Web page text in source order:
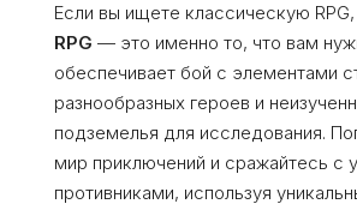
Если вы ищете классическую RPG,
RPG — это именно то, что вам
обеспечивает бой с элементами
разнообразных героев и
подземелья для исследования.
мир приключений и сражайтесь с
противниками, используя